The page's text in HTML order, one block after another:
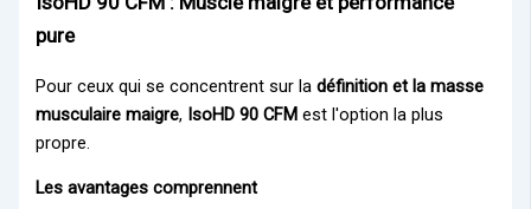
pure
Pour ceux qui se concentrent sur ladéfinition et la masse
musculaire maigre, IsoHD 90 CFM est l'option la plus
propre.
Les avantages comprennent